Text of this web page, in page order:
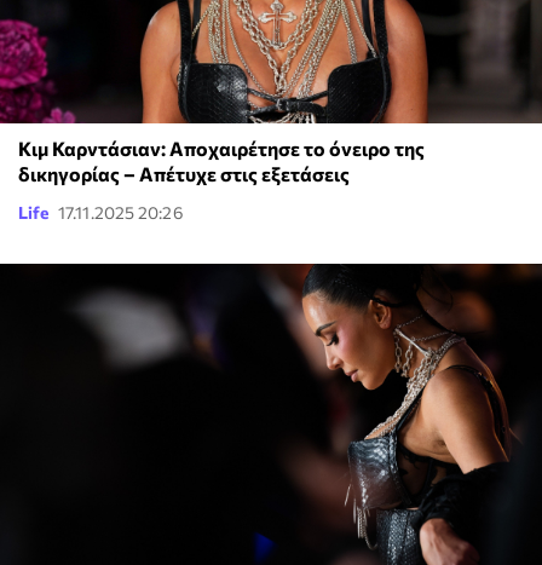
Κιμ Καρντάσιαν: Αποχαιρέτησε το όνειρο της
δικηγορίας – Απέτυχε στις εξετάσεις
Life 17.11.2025 20:26